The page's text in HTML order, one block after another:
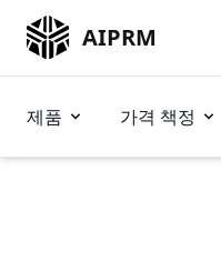
AIPRM
제품 가격 책정